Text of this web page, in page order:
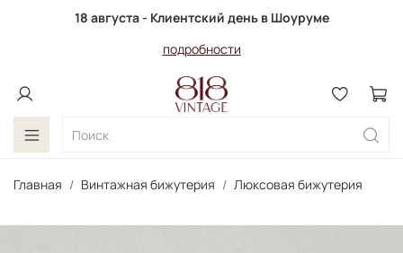
18 августа - Клиентский день в Шоуруме
подробности
Главная Винтажная бижутерия Люксовая бижутерия